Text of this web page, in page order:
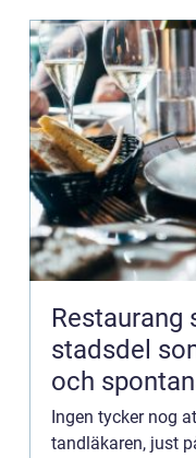
Restaurang
stadsdel
och
Ingen tycker nog
tandläkaren, just